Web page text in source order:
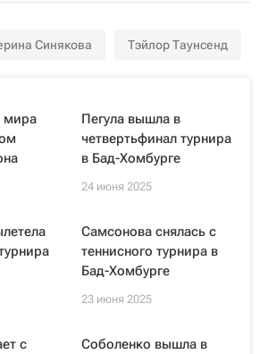
Синякова Тэйлор Таунсенд
мира
Пегула вышла в
четвертьфинал турнира
в Бад-Хомбурге
24 июня 2025
Самсонова снялась с
теннисного турнира в
Бад-Хомбурге
23 июня 2025
с
Соболенко вышла в